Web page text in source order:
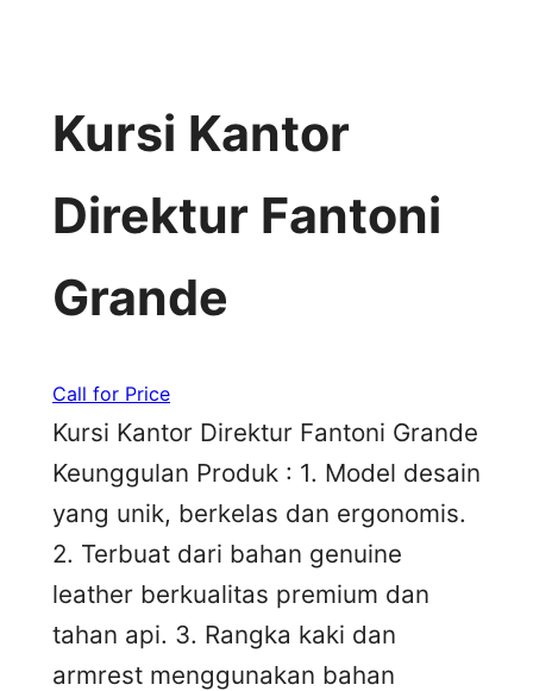
Kursi Kantor
Direktur Fantoni
Grande
Call for Price
Kursi Kantor Direktur Fantoni Grande
Keunggulan Produk : 1. Model desain
yang unik, berkelas dan ergonomis.
2. Terbuat dari bahan genuine
leather berkualitas premium dan
tahan api. 3. Rangka kaki dan
armrest menggunakan bahan